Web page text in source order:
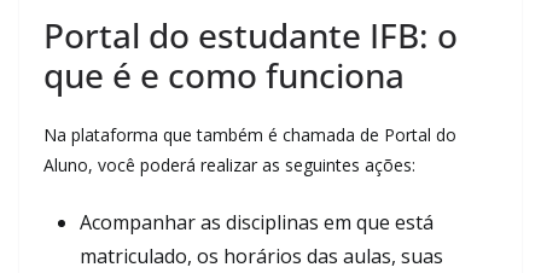
Portal do estudante IFB: o
que é e como funciona
Na plataforma que também é chamada de Portal do
Aluno, você poderá realizar as seguintes ações:
Acompanhar as disciplinas em que está
matriculado, os horários das aulas, suas